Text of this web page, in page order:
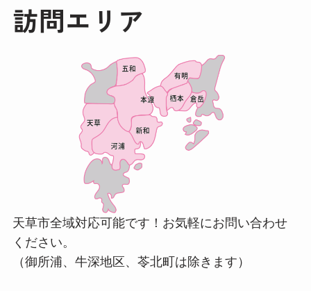
訪問エリア
天草市全域対応可能です！お気軽にお問い合わせ
ください。
（御所浦、牛深地区、苓北町は除きます）